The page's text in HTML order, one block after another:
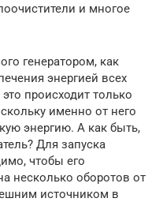
и многое
генератором, как
энергией всех
происходит только
именно от него
энергию. А как быть,
Для запуска
чтобы его
несколько оборотов от
источником в